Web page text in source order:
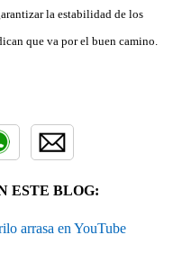
la estabilidad de los
que va por el buen camino.
ESTE BLOG:
arrasa en YouTube